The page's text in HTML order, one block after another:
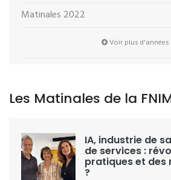
Matinales 2022
Voir plus d'années
Les Matinales de la
IA, industrie de
de services :
pratiques et des
?